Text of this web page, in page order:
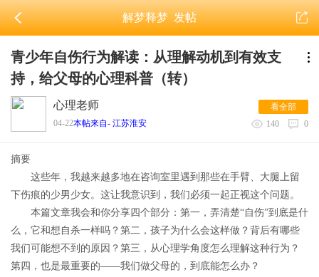
解梦释梦发帖
青少年自伤行为解读：从理解动机到有效支
持，给父母的心理科普（转）
心理老师
04-22本帖来自- 江苏淮安
看全部
140
0
摘要
这些年，我越来越多地在咨询室里遇到那些在手臂、大腿上留
下伤痕的少男少女。这让我意识到，我们必须一起正视这个问题。
本篇文章我会和你分享四个部分： 第一，弄清楚“自伤”到底是什
么，它和想自杀一样吗？第二，孩子为什么会这样做？背后有哪些
我们可能想不到的原因？第三，从心理学角度怎么理解这种行为？
第四，也是最重要的——我们做父母的，到底能怎么办？